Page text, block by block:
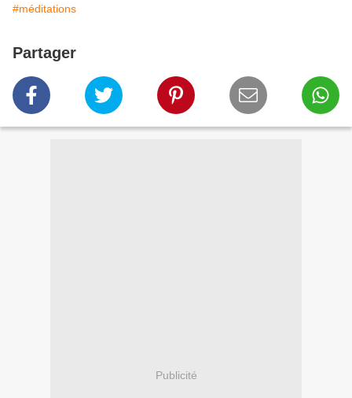
#méditations
Partager
Publicité